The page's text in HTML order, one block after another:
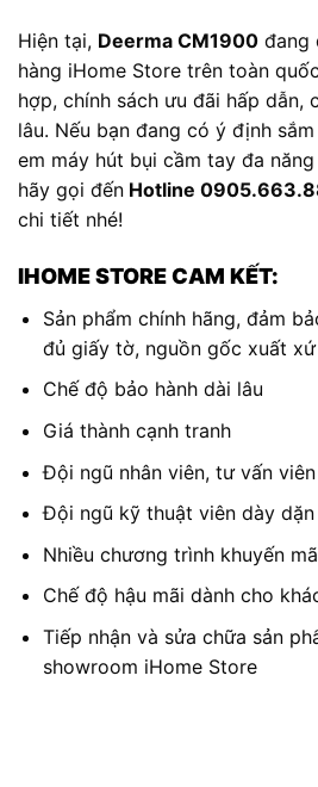
Hiện tại, Deerma CM1900 đang
hàng iHome Store trên toàn
hợp, chính sách ưu đãi hấp dẫn,
lâu. Nếu bạn đang có ý định
em máy hút bụi cầm tay đa
hãy gọi đến Hotline
chi tiết nhé!
IHOME STORE CAM KẾT:
Sản phẩm chính hãng, đảm
đủ giấy tờ, nguồn gốc xuất xứ
Chế độ bảo hành dài lâu
Giá thành cạnh tranh
Đội ngũ nhân viên, tư vấn
Đội ngũ kỹ thuật viên dày dặn
Nhiều chương trình khuyến
Chế độ hậu mãi dành cho
Tiếp nhận và sửa chữa sản
showroom iHome Store